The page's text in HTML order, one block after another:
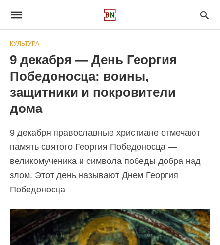
КУЛЬТУРА
9 декабря — День Георгия
Победоносца: воины,
защитники и покровители
дома
9 декабря православные христиане отмечают
память святого Георгия Победоносца —
великомученика и символа победы добра над
злом. Этот день называют Днем Георгия
Победоносца